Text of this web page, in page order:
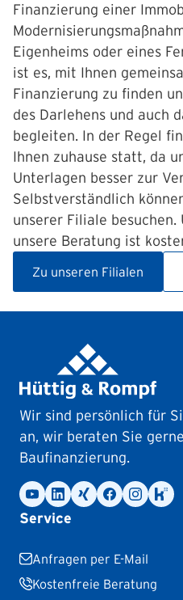
Finanzierung einer
Eigenheims oder eines
ist es, mit Ihnen
Finanzierung zu finden
des Darlehens und auch
begleiten. In der Regel
Ihnen zuhause statt, da
Unterlagen besser zur
Selbstverständlich
unserer Filiale besuchen.
unsere Beratung ist
Zu unseren Filialen
Wir sind persönlich für
an, wir beraten Sie
Baufinanzierung.
Service
Anfragen per E-Mail
Kostenfreie Beratung